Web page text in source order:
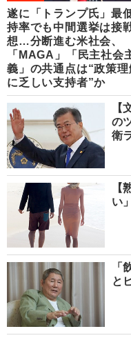
遂に「トランプ氏」最
持率でも中間選挙は接
想…分断進む米社会、
「MAGA」「民主社会
義」の共通点は“政策理
に乏しい支持者”か
【
の
衛
【
い
「
と